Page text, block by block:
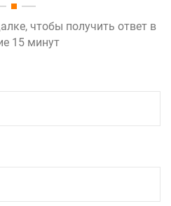
чтобы получить ответ в
15 минут